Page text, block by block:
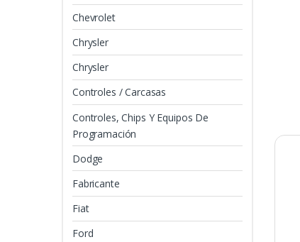
Chevrolet
Chrysler
Chrysler
Controles / Carcasas
Controles, Chips Y Equipos De
Programación
Dodge
Fabricante
Fiat
Ford